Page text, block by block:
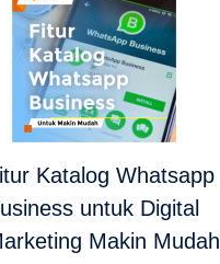
Katalog Whatsapp
untuk Digital
Makin Mudah